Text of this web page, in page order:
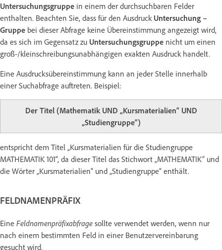
Untersuchungsgruppe in einem der durchsuchbaren Felder
enthalten. Beachten Sie, dass für den Ausdruck Untersuchung –
Gruppe bei dieser Abfrage keine Übereinstimmung angezeigt wird,
da es sich im Gegensatz zu Untersuchungsgruppe nicht um einen
groß-/kleinschreibungsunabhängigen exakten Ausdruck handelt.
Eine Ausdrucksübereinstimmung kann an jeder Stelle innerhalb
einer Suchabfrage auftreten. Beispiel:
Der Titel (Mathematik UND „Kursmaterialien“ UND
„Studiengruppe“)
entspricht dem Titel „Kursmaterialien für die Studiengruppe
MATHEMATIK 101“, da dieser Titel das Stichwort „MATHEMATIK“ und
die Wörter „Kursmaterialien“ und „Studiengruppe“ enthält.
FELDNAMENPRÄFIX
Eine Feldnamenpräfixabfrage sollte verwendet werden, wenn nur
nach einem bestimmten Feld in einer Benutzervereinbarung
gesucht wird.